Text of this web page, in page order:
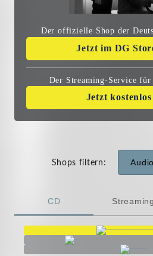
Der offizielle Shop der
Jetzt im DG
Der Streaming-Service für
Jetzt kostenlos
Shops filtern : Audio
CD Streaming